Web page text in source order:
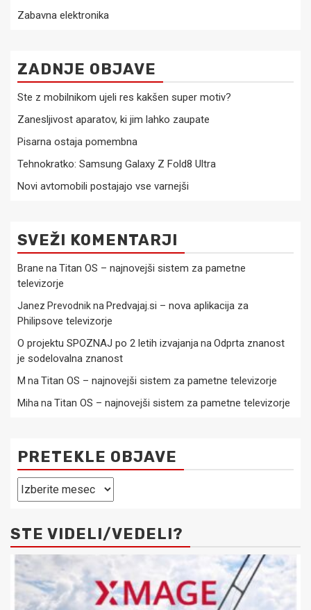
Zabavna elektronika
ZADNJE OBJAVE
Ste z mobilnikom ujeli res kakšen super motiv?
Zanesljivost aparatov, ki jim lahko zaupate
Pisarna ostaja pomembna
Tehnokratko: Samsung Galaxy Z Fold8 Ultra
Novi avtomobili postajajo vse varnejši
SVEŽI KOMENTARJI
Brane na Titan OS – najnovejši sistem za pametne
televizorje
Janez Prevodnikna Predvajaj.si – nova aplikacija za
Philipsove televizorje
O projektu SPOZNAJ po 2 letih izvajanjana Odprta znanost
je sodelovalna znanost
M na Titan OS – najnovejši sistem za pametne televizorje
Miha na Titan OS – najnovejši sistem za pametne televizorje
PRETEKLE OBJAVE
Pretekle
objave
STE VIDELI/VEDELI?